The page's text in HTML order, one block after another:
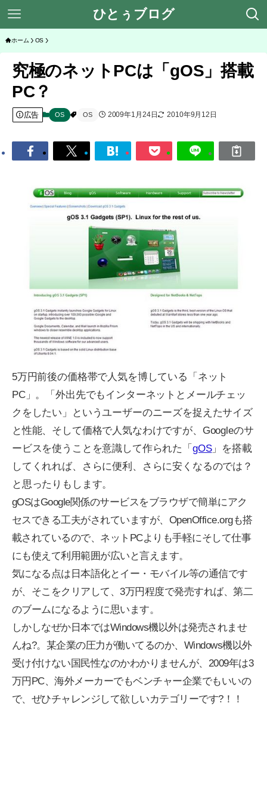
ひとぅブログ
ホーム OS
究極のネットPCは「gOS」搭載
PC？
広告 OS OS 2009年1月24日 2010年9月12日
5万円前後の価格帯で人気を博している「ネット
PC」。「外出先でもインターネットとメールチェッ
クをしたい」というユーザーのニーズを捉えたサイズ
と性能、そして価格で人気なわけですが、Googleのサ
ービスを使うことを意識して作られた「 gOS」を搭載
してくれれば、さらに便利、さらに安くなるのでは？
と思ったりもします。
gOSはGoogle関係のサービスをブラウザで簡単にアク
セスできる工夫がされていますが、OpenOffice.orgも搭
載されているので、ネットPCよりも手軽にそして仕事
にも使えて利用範囲が広いと言えます。
気になる点は日本語化とイー・モバイル等の通信です
が、そこをクリアして、3万円程度で発売すれば、第二
のブームになるように思います。
しかしなぜか日本ではWindows機以外は発売されませ
んね?。某企業の圧力が働いてるのか、Windows機以外
受け付けない国民性なのかわかりませんが、2009年は3
万円PC、海外メーカーでもベンチャー企業でもいいの
で、ぜひチャレンジして欲しいカテゴリーです?！！